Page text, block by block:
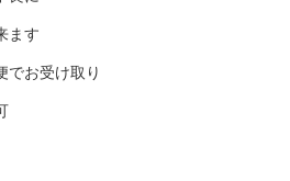
ます
でお受け取り